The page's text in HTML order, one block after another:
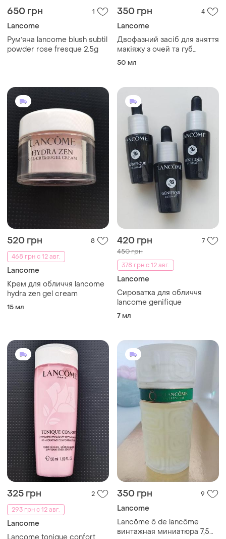
650 грн 1
Lancome
Румʼяна lancome blush subtil
powder rose fresque 2.5g
350 грн 4
Lancome
Двофазний засіб для зняття
макіяжу з очей та губ
lancome bi-facil ete makeup
50 мл
520 грн
8
468 грн с 12 авг.
Lancome
Крем для обличчя lancome
hydra zen gel cream
15 мл
420 грн 7
450 грн
378 грн с 12 авг.
Lancome
Сироватка для обличчя
lancome genifique
7 мл
325 грн
2
293 грн с 12 авг.
Lancome
350 грн 9
Lancome
Lancôme ô de lancôme
винтажная миниатюра 7,5